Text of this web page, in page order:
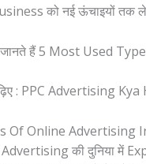
को नई ऊंचाइयों तक ले
हैं 5 Most Used
: PPC Advertising
Of Online Advertising
की दुनिया में